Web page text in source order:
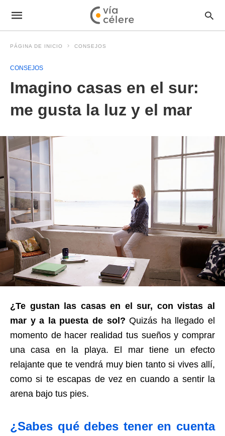
PÁGINA DE INICIO CONSEJOS
CONSEJOS
Imagino casas en el sur:
me gusta la luz y el mar
¿Te gustan las casas en el sur, con vistas al
mar y a la puesta de sol? Quizás ha llegado el
momento de hacer realidad tus sueños y comprar
una casa en la playa. El mar tiene un efecto
relajante que te vendrá muy bien tanto si vives allí,
como si te escapas de vez en cuando a sentir la
arena bajo tus pies.
¿Sabes qué debes tener en cuenta